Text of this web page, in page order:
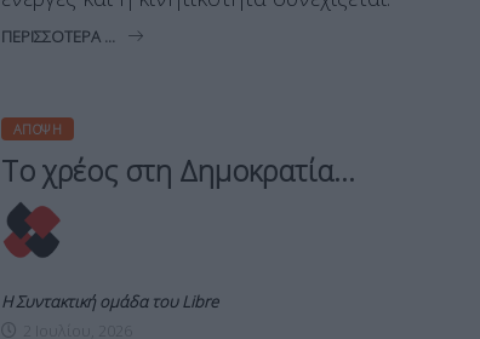
ΠΕΡΙΣΣΌΤΕΡΑ ...
ΆΠΟΨΗ
Το χρέος στη Δημοκρατία…
Η Συντακτική ομάδα του Libre